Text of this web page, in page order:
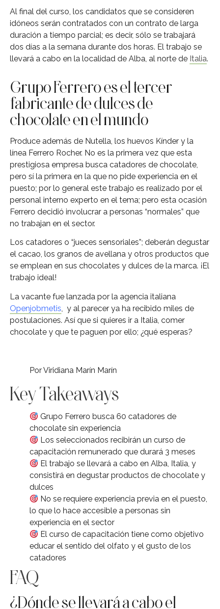
Al final del curso, los candidatos que se consideren
idóneos serán contratados con un contrato de larga
duración a tiempo parcial; es decir, sólo se trabajará
dos días a la semana durante dos horas. El trabajo se
llevará a cabo en la localidad de Alba, al norte de Italia.
Grupo Ferrero es el tercer
fabricante de dulces de
chocolate en el mundo
Produce además de Nutella, los huevos Kínder y la
línea Ferrero Rocher. No es la primera vez que esta
prestigiosa empresa busca catadores de chocolate,
pero sí la primera en la que no pide experiencia en el
puesto; por lo general este trabajo es realizado por el
personal interno experto en el tema; pero esta ocasión
Ferrero decidió involucrar a personas “normales” que
no trabajan en el sector.
Los catadores o “jueces sensoriales”; deberán degustar
el cacao, los granos de avellana y otros productos que
se emplean en sus chocolates y dulces de la marca. ¡El
trabajo ideal!
La vacante fue lanzada por la agencia italiana
Openjobmetis , y al parecer ya ha recibido miles de
postulaciones. Así que si quieres ir a Italia, comer
chocolate y que te paguen por ello; ¿qué esperas?
Por Viridiana Marín Marín
Key Takeaways
Grupo Ferrero busca 60 catadores de
chocolate sin experiencia
Los seleccionados recibirán un curso de
capacitación remunerado que durará 3 meses
El trabajo se llevará a cabo en Alba, Italia, y
consistirá en degustar productos de chocolate y
dulces
No se requiere experiencia previa en el puesto,
lo que lo hace accesible a personas sin
experiencia en el sector
El curso de capacitación tiene como objetivo
educar el sentido del olfato y el gusto de los
catadores
FAQ
¿Dónde se llevará a cabo el